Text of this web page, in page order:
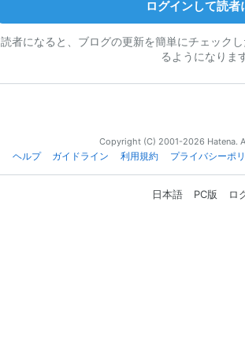
ログインして読者
読者になると、ブログの更新を簡単にチェック
るようになりま
Copyright (C) 2001-2026 Hatena.
ヘルプ
ガイドライン 利用規約 プライバシーポ
日本語 PC版 ロ